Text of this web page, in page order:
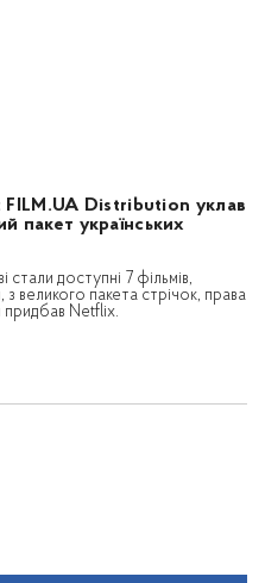
FILM.UA Distribution уклав
пакет українських
стали доступні 7 фільмів,
великого пакета стрічок, права
придбав Netflix.